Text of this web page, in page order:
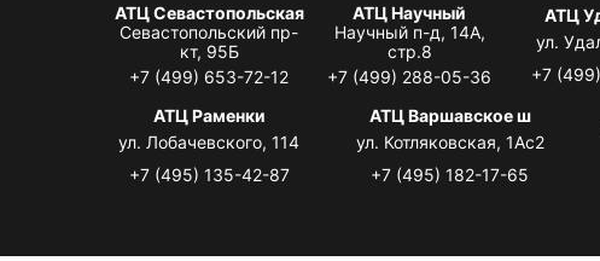
АТЦ Севастопольская
Севастопольский пр-
кт, 95Б
+7 (499) 653-72-12
АТЦ Научный
Научный п-д, 14А,
стр.8
+7 (499) 288-05-36
АТЦ
ул.
+7
АТЦ Раменки
ул. Лобачевского, 114
+7 (495) 135-42-87
АТЦ Варшавское ш
ул. Котляковская, 1Ас2
+7 (495) 182-17-65